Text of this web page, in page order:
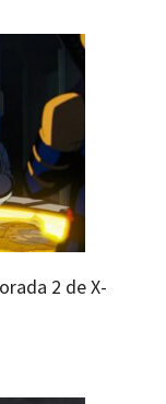
2 de X-